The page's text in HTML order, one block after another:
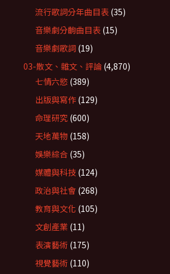
流行歌詞分年曲目表 (35)
音樂劇分齣曲目表 (15)
音樂劇歌詞 (19)
03-散文、雜文、評論 (4,870)
七情六慾 (389)
出版與寫作 (129)
命理研究 (600)
天地萬物 (158)
娛樂綜合 (35)
媒體與科技 (124)
政治與社會 (268)
教育與文化 (105)
文創產業 (11)
表演藝術 (175)
視覺藝術 (110)